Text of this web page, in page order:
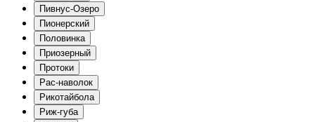
Пивнус-Озеро
Пионерский
Половинка
Приозерный
Протоки
Рас-наволок
Рикотайбола
Риж-губа